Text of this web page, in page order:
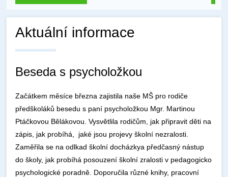
Aktuální informace
Beseda s psycholožkou
Začátkem měsíce března zajistila naše MŠ pro rodiče
předškoláků besedu s paní psycholožkou Mgr. Martinou
Ptáčkovou Bělákovou. Vysvětlila rodičům, jak připravit děti na
zápis, jak probíhá, jaké jsou projevy školní nezralosti.
Zaměřila se na odlkad školní docházkya předčasný nástup
do školy, jak probíhá posouzení školní zralosti v pedagogicko
psychologické poradně. Doporučila různé knihy, pracovní